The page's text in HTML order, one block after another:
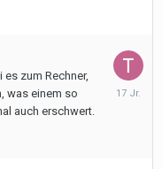
zum Rechner,
was einem so
auch erschwert.
4.